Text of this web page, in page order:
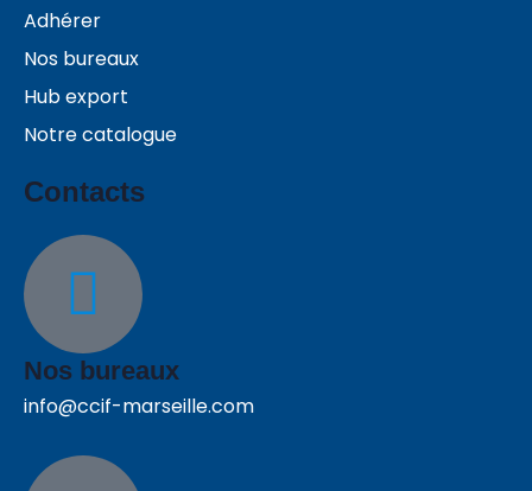
Adhérer
Nos bureaux
Hub export
Notre catalogue
Contacts
Nos bureaux
info@ccif-marseille.com